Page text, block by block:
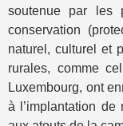
soutenue par les
conservation
naturel, culturel et
rurales, comme
Luxembourg, ont
à l’implantation de